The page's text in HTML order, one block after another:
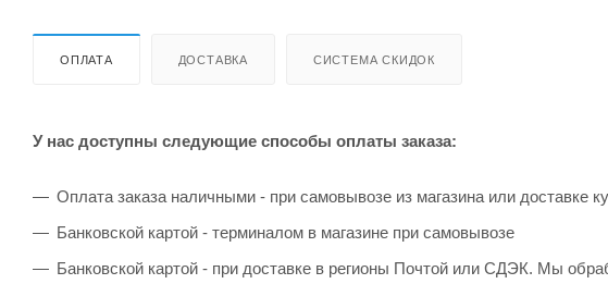
ОПЛАТА ДОСТАВКА СИСТЕМА СКИДОК
У нас доступны следующие способы оплаты заказа:
Оплата заказа наличными - при самовывозе из магазина или доставке
Банковской картой - терминалом в магазине при самовывозе
Банковской картой - при доставке в регионы Почтой или СДЭК. Мы